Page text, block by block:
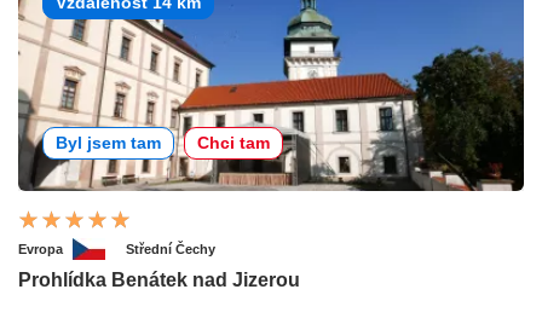
Byl jsem tam Chci tam
Evropa Střední Čechy
Prohlídka Benátek nad Jizerou